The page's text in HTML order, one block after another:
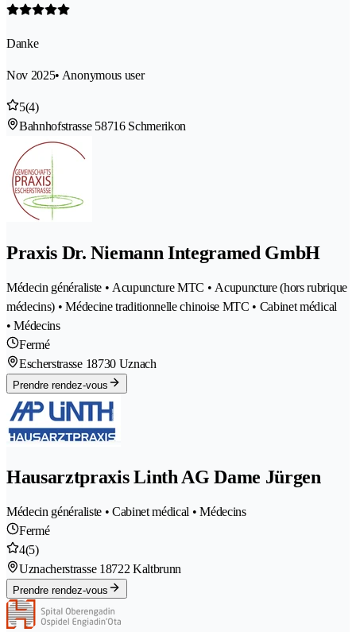
Danke
Nov 2025• Anonymous user
5(4)
Bahnhofstrasse 58716 Schmerikon
Praxis Dr. Niemann Integramed GmbH
Médecin généraliste • Acupuncture MTC • Acupuncture (hors rubrique
médecins) • Médecine traditionnelle chinoise MTC • Cabinet médical
• Médecins
Fermé
Escherstrasse 18730 Uznach
Prendre rendez-vous
Hausarztpraxis Linth AG Dame Jürgen
Médecin généraliste • Cabinet médical • Médecins
Fermé
4(5)
Uznacherstrasse 18722 Kaltbrunn
Prendre rendez-vous